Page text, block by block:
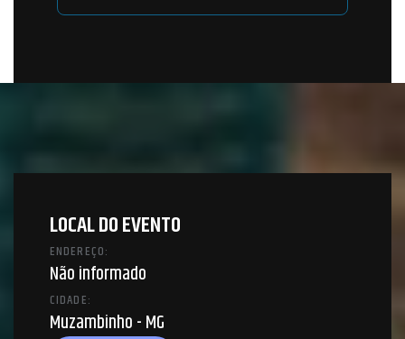
LOCAL DO EVENTO
ENDEREÇO:
Não informado
CIDADE:
Muzambinho - MG